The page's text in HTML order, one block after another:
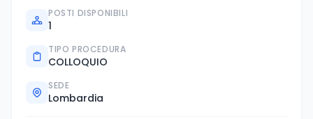
POSTI DISPONIBILI
1
TIPO PROCEDURA
COLLOQUIO
SEDE
Lombardia